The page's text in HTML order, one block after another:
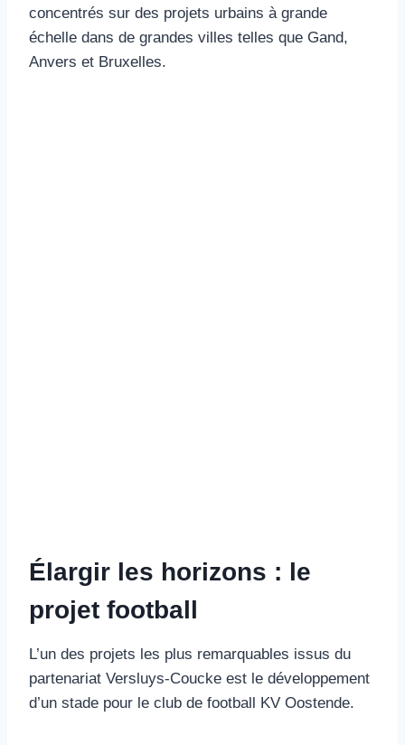
concentrés sur des projets urbains à grande
échelle dans de grandes villes telles que Gand,
Anvers et Bruxelles.
Élargir les horizons : le
projet football
L’un des projets les plus remarquables issus du
partenariat Versluys-Coucke est le développement
d’un stade pour le club de football KV Oostende.